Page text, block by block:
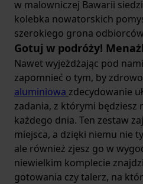
w malowniczej Bawarii
kolebka nowatorskich
szerokiego grona
Gotuj w podróży!
Nawet wyjeżdżając pod
zapomnieć o tym, by
aluminiowa zdecydowanie
zadania, z którymi będziesz
każdego dnia. Ten zestaw
miejsca, a dzięki niemu nie
ale również zjesz go w
niewielkim komplecie
gotowania czy talerz, na